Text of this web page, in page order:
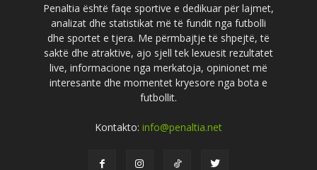
Penaltia është faqe sportive e dedikuar për lajmet,
analizat dhe statistikat më të fundit nga futbolli
dhe sportet e tjera. Me përmbajtje të shpejtë, të
saktë dhe atraktive, ajo sjell tek lexuesit rezultatet
live, informacione nga merkatoja, opinionet më
interesante dhe momentet kryesore nga bota e
futbollit.
Kontakto: info@penaltia.net